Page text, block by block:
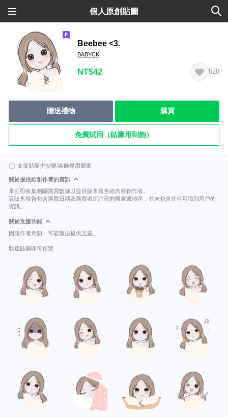
個人原創貼圖
Beebee <3.
BABYCK
NT$42 520
贈送禮物 購買
免費試用（貼圖用到飽）
支援貼圖拼貼樂/裝飾專用圖案
關於提供給創作者的資訊
本公司收集相關購買數據以提供販售報告給內容創作者。
該販售報告包含購買日期及購買者所註冊的國家或地區，並未包含任何可識別用戶的
資訊。
關於支援功能
因應作者意願，可能無法提供支援。
點選貼圖即可預覽